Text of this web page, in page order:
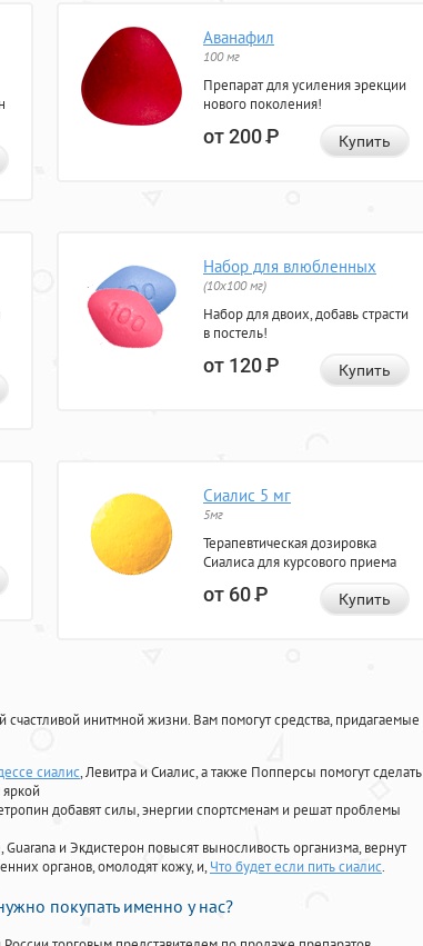
Аванафил
100 мг
Препарат для усиления эрекции
нового поколения!
от 200Р Купить
Набор для влюбленных
(10х100 мг)
Набор для двоих, добавь страсти
в постель!
от 120Р Купить
Сиалис 5 мг
5мг
Терапевтическая дозировка
Сиалиса для курсового приема
от 60Р Купить
инитмной жизни. Вам помогут средства, придагаемые
сиалис, Левитра и Сиалис, а также Попперсы помогут сделать
добавят силы, энергии спортсменам и решат проблемы
и Экдистерон повысят выносливость организма, вернут
органов, омолодят кожу, и, Что будет если пить сиалис.
покупать именно у нас?